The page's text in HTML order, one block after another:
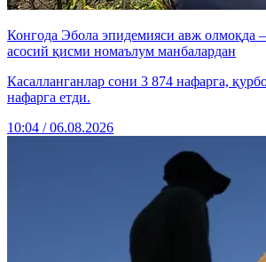
Конгода Эбола эпидемияси авж олмоқда
асосий қисми номаълум манбалардан
Касалланганлар сони 3 874 нафарга,
нафарга етди.
10:04 / 06.08.2026